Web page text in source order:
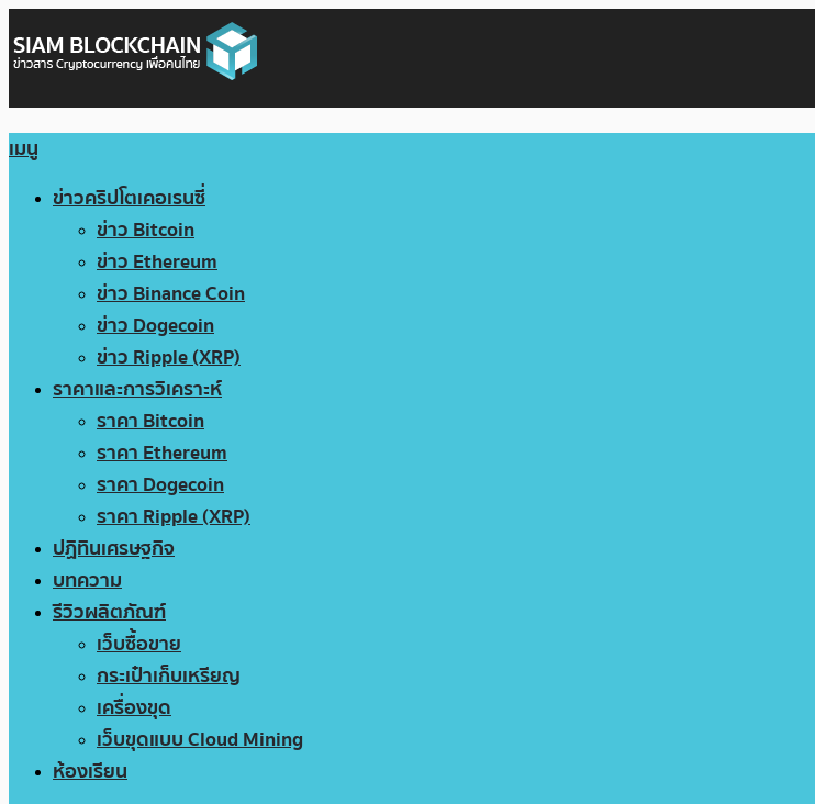
เมนู
ข่าวคริปโตเคอเรนซี่
ข่าว Bitcoin
ข่าว Ethereum
ข่าว Binance Coin
ข่าว Dogecoin
ข่าว Ripple (XRP)
ราคาและการวิเคราะห์
ราคา Bitcoin
ราคา Ethereum
ราคา Dogecoin
ราคา Ripple (XRP)
ปฏิทินเศรษฐกิจ
บทความ
รีวิวผลิตภัณฑ์
เว็บซื้อขาย
กระเป๋าเก็บเหรียญ
เครื่องขุด
เว็บขุดแบบ Cloud Mining
ห้องเรียน